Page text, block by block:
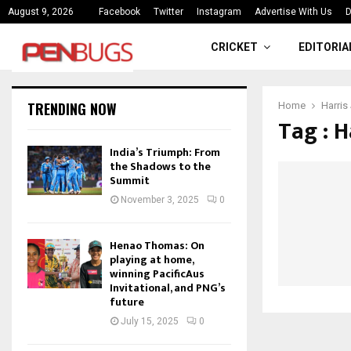
August 9, 2026 Facebook Twitter Instagram Advertise With Us
India’s Triumph: From the
CRICKET
Home Harris
Tag :
TRENDING NOW
India’s Triumph: From
the Shadows to the
Summit
November 3, 2025 0
Henao Thomas: On
playing at home,
winning PacificAus
Invitational, and PNG’s
future
July 15, 2025 0